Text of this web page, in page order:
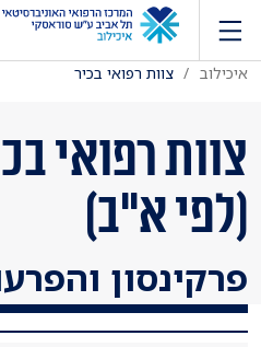
איכילוב צוות רפואי בכיר
צוות רפואי
(לפי א"ב)
פרקינסון